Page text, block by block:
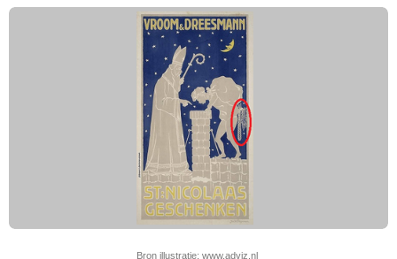
Bron illustratie: www.adviz.nl